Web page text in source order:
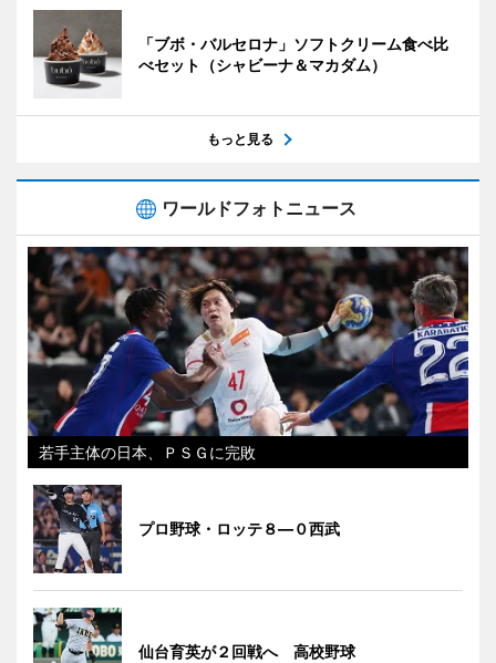
「ブボ・バルセロナ」ソフトクリーム食べ比
べセット（シャビーナ＆マカダム）
もっと見る
ワールドフォトニュース
若手主体の日本、ＰＳＧに完敗
プロ野球・ロッテ８―０西武
仙台育英が２回戦へ 高校野球